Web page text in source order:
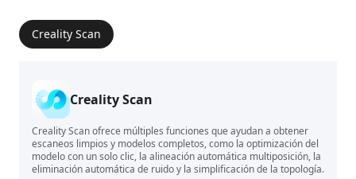
Creality Scan
Creality Scan
Creality Scan ofrece múltiples funciones que ayudan a obtener
escaneos limpios y modelos completos, como la optimización del
modelo con un solo clic, la alineación automática multiposición, la
eliminación automática de ruido y la simplificación de la topología.